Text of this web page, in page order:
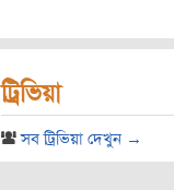
ট্রিভিয়া
সব ট্রিভিয়া দেখুন →